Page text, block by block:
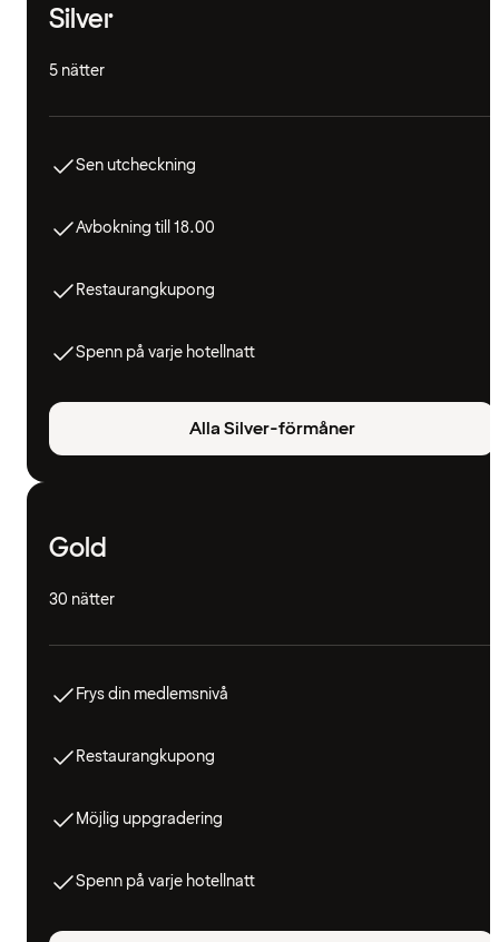
Silver
5 nätter
Sen utcheckning
Avbokning till 18.00
Restaurangkupong
Spenn på varje hotellnatt
Alla Silver-förmåner
Gold
30 nätter
Frys din medlemsnivå
Restaurangkupong
Möjlig uppgradering
Spenn på varje hotellnatt